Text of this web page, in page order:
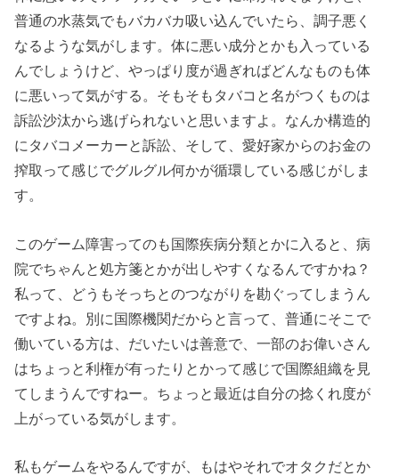
普通の水蒸気でもバカバカ吸い込んでいたら、調子悪く
なるような気がします。体に悪い成分とかも入っている
んでしょうけど、やっぱり度が過ぎればどんなものも体
に悪いって気がする。そもそもタバコと名がつくものは
訴訟沙汰から逃げられないと思いますよ。なんか構造的
にタバコメーカーと訴訟、そして、愛好家からのお金の
搾取って感じでグルグル何かが循環している感じがしま
す。
このゲーム障害ってのも国際疾病分類とかに入ると、病
院でちゃんと処方箋とかが出しやすくなるんですかね？
私って、どうもそっちとのつながりを勘ぐってしまうん
ですよね。別に国際機関だからと言って、普通にそこで
働いている方は、だいたいは善意で、一部のお偉いさん
はちょっと利権が有ったりとかって感じで国際組織を見
てしまうんですねー。ちょっと最近は自分の捻くれ度が
上がっている気がします。
私もゲームをやるんですが、もはやそれでオタクだとか